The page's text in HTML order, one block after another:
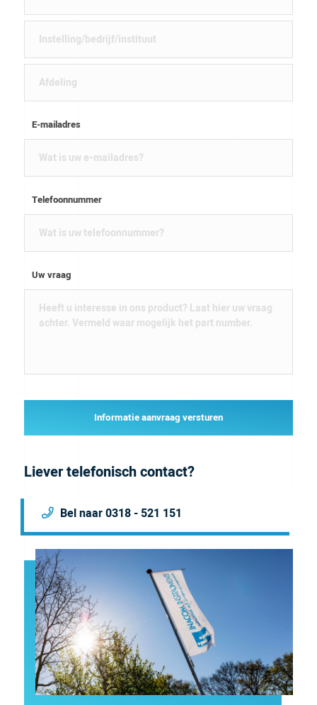
E-mailadres
Telefoonnummer
Uw vraag
Informatie aanvraag versturen
Liever telefonisch contact?
Bel naar 0318 - 521 151